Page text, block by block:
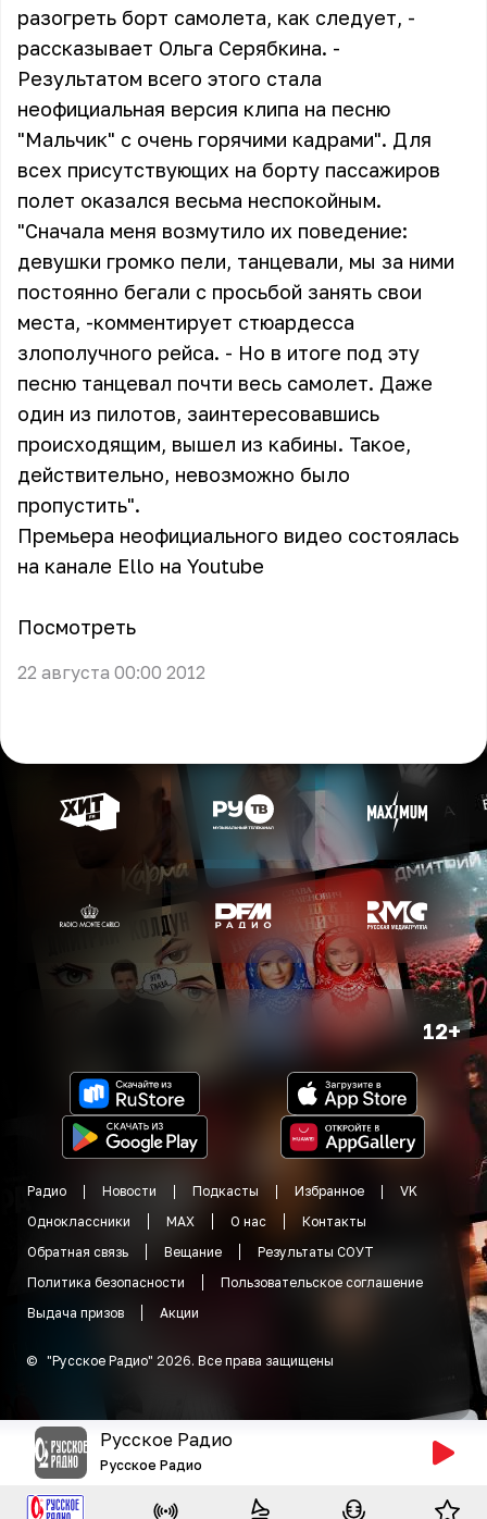
разогреть борт самолета, как следует, -
рассказывает Ольга Серябкина. -
Результатом всего этого стала
неофициальная версия клипа на песню
"Мальчик" с очень горячими кадрами". Для
всех присутствующих на борту пассажиров
полет оказался весьма неспокойным.
"Сначала меня возмутило их поведение:
девушки громко пели, танцевали, мы за ними
постоянно бегали с просьбой занять свои
места, -комментирует стюардесса
злополучного рейса. - Но в итоге под эту
песню танцевал почти весь самолет. Даже
один из пилотов, заинтересовавшись
происходящим, вышел из кабины. Такое,
действительно, невозможно было
пропустить".
Премьера неофициального видео состоялась
на канале Ello на Youtube
Посмотреть
22 августа 00:00 2012
12+
Радио Новости Подкасты Избранное
VK
Одноклассники
MAX О нас
Контакты
Обратная связь
Вещание
Результаты СОУТ
Политика безопасности
Пользовательское соглашение
Выдача призов
Акции
© "Русское Радио" 2026. Все права защищены
Русское Радио
Русское Радио